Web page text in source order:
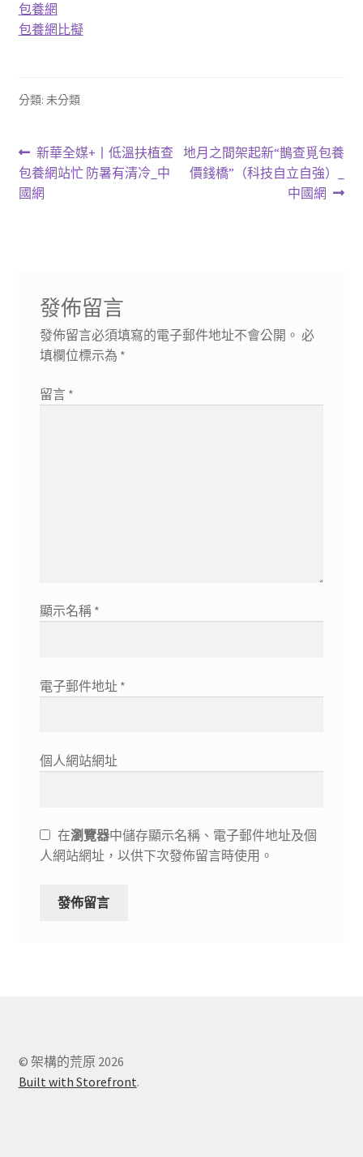
包養網
包養網比擬
分類: 未分類
文
章
上
一
篇
新華全媒+丨低溫扶植查
包養網站忙 防暑有清冷_中
國網
下
一
地月之間架起新“鵲查覓包養
價錢橋”（科技自立自強）_
中國網
發佈留言
發佈留言必須填寫的電子郵件地址不會公開。 必
填欄位標示為 *
留言 *
顯示名稱 *
電子郵件地址 *
個人網站網址
在瀏覽器中儲存顯示名稱、電子郵件地址及個
人網站網址，以供下次發佈留言時使用。
© 架構的荒原 2026
Built with Storefront.